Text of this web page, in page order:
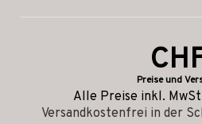
Preise und
Alle Preise inkl.
Versandkostenfrei in der